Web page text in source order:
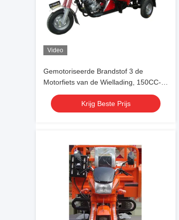
Video
Gemotoriseerde Brandstof 3 de
Motorfiets van de Wiellading, 150CC-
Ladingsdriewieler met Glaskoplamp
Krijg Beste Prijs